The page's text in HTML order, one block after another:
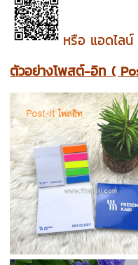
หรือ แอดไล
ตัวอย่างโพสต์-อิท (